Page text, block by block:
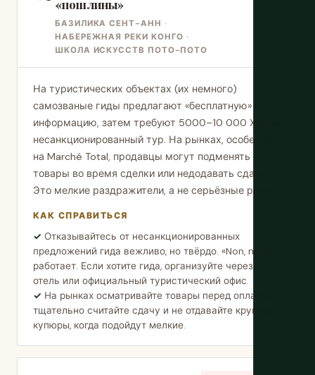
«пошлины»
БАЗИЛИКА СЕНТ-АНН ·
НАБЕРЕЖНАЯ РЕКИ КОНГО ·
ШКОЛА ИСКУССТВ ПОТО-ПОТО
На туристических объектах (их немного)
самозваные гиды предлагают «бесплатную»
информацию, затем требуют 5000–10 000 XAF за
несанкционированный тур. На рынках, особенно
на Marché Total, продавцы могут подменять
товары во время сделки или недодавать сдачу.
Это мелкие раздражители, а не серьёзные риски.
КАК СПРАВИТЬСЯ
Отказывайтесь от несанкционированных
предложений гида вежливо, но твёрдо. «Non, merci»
работает. Если хотите гида, организуйте через
отель или официальный туристический офис.
На рынках осматривайте товары перед оплатой,
тщательно считайте сдачу и не отдавайте крупные
купюры, когда подойдут мелкие.